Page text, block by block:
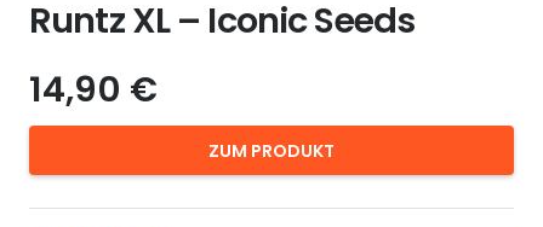
Runtz XL – Iconic Seeds
14,90 €
ZUM PRODUKT